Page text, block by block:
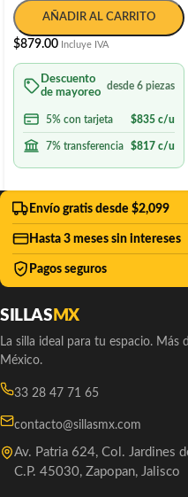
AÑADIR AL CARRITO
$879.00 Incluye IVA
Descuento
de mayoreo
desde 6 piezas
5% con tarjeta $835 c/u
7% transferencia $817 c/u
Envío gratis desde $2,099
Hasta 3 meses sin intereses
Pagos seguros
SILLAS MX
La silla ideal para tu espacio. Más
México.
33 28 47 71 65
contacto@sillasmx.com
Av. Patria 624, Col. Jardines
C.P. 45030, Zapopan, Jalisco